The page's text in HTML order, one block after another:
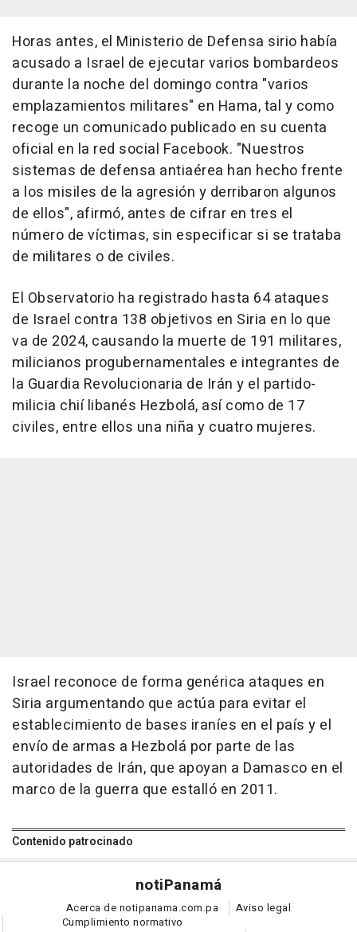
Horas antes, el Ministerio de Defensa sirio había
acusado a Israel de ejecutar varios bombardeos
durante la noche del domingo contra "varios
emplazamientos militares" en Hama, tal y como
recoge un comunicado publicado en su cuenta
oficial en la red social Facebook. "Nuestros
sistemas de defensa antiaérea han hecho frente
a los misiles de la agresión y derribaron algunos
de ellos", afirmó, antes de cifrar en tres el
número de víctimas, sin especificar si se trataba
de militares o de civiles.
El Observatorio ha registrado hasta 64 ataques
de Israel contra 138 objetivos en Siria en lo que
va de 2024, causando la muerte de 191 militares,
milicianos progubernamentales e integrantes de
la Guardia Revolucionaria de Irán y el partido-
milicia chií libanés Hezbolá, así como de 17
civiles, entre ellos una niña y cuatro mujeres.
Israel reconoce de forma genérica ataques en
Siria argumentando que actúa para evitar el
establecimiento de bases iraníes en el país y el
envío de armas a Hezbolá por parte de las
autoridades de Irán, que apoyan a Damasco en el
marco de la guerra que estalló en 2011.
Contenido patrocinado
notiPanamá
Acerca de notipanama.com.pa
Aviso legal
Cumplimiento normativo